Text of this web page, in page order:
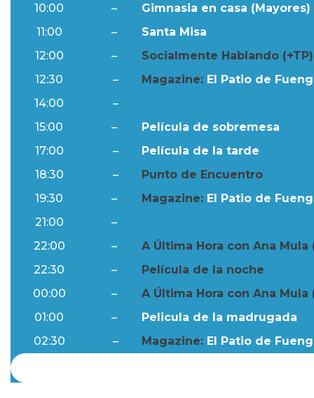
10:00
–
Gimnasia en casa (Mayores)
11:00
–
Santa Misa
12:00
–
Socialmente Hablando (+TP)
12:30
– Magazine: El Patio de
14:00
–
15:00
–
Película de sobremesa
17:00
–
Película de la tarde
18:30
–
Punto de Encuentro
19:30
– Magazine: El Patio de
21:00
–
22:00
–
A Última Hora con Ana Mula
22:30
–
Película de la noche
00:00
–
A Última Hora con Ana Mula
01:00
–
Pelicula de la madrugada
02:30
– Magazine: El Patio de